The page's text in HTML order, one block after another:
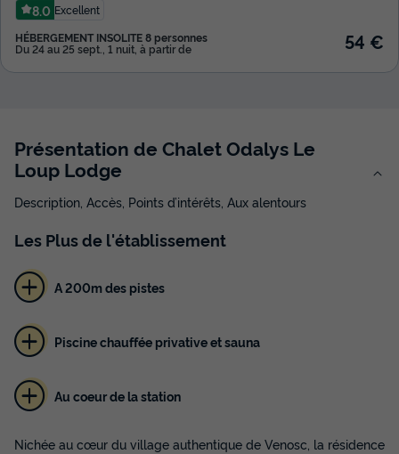
8.0 Excellent
HÉBERGEMENT INSOLITE 8 personnes
Du 24 au 25 sept., 1 nuit, à partir de 54 €
Présentation de Chalet Odalys Le
Loup Lodge
Description, Accès, Points d’intérêts, Aux alentours
Les Plusde l'établissement
A 200m des pistes
Piscine chauffée privative et sauna
Au coeur de la station
Nichée au cœur du village authentique de Venosc, la résidence